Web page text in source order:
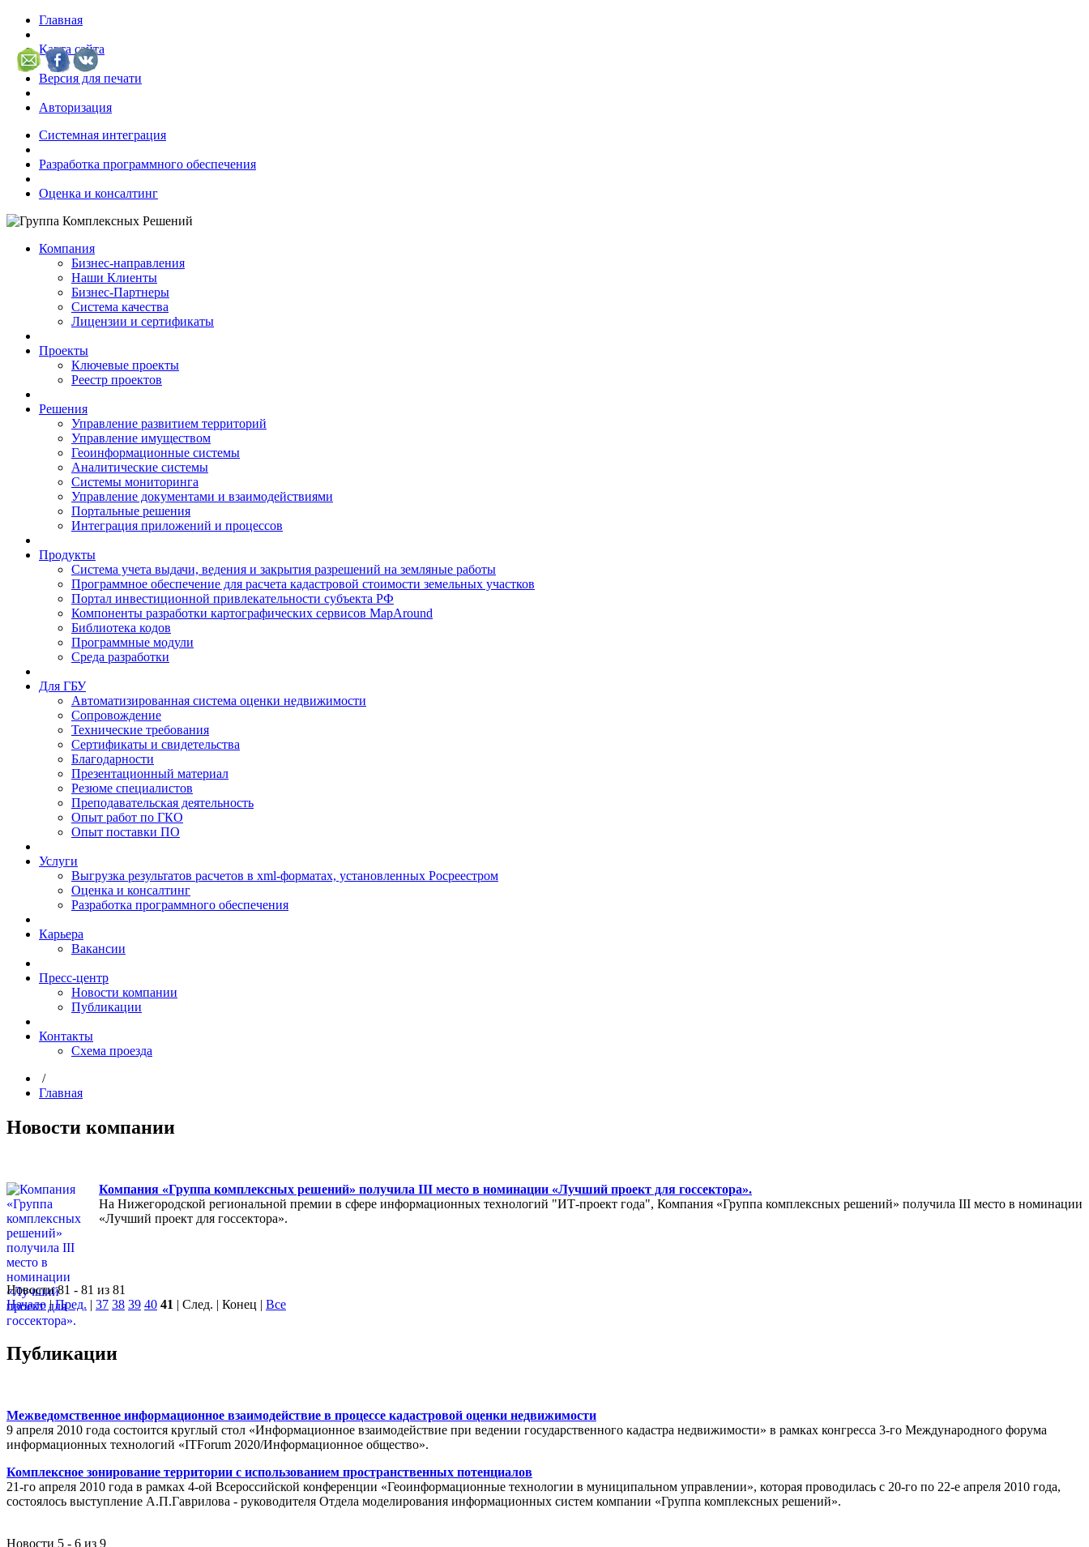
Главная
Карта сайта
Версия для печати
Авторизация
Системная интеграция
Разработка программного обеспечения
Оценка и консалтинг
Компания
Бизнес-направления
Наши Клиенты
Бизнес-Партнеры
Система качества
Лицензии и сертификаты
Проекты
Ключевые проекты
Реестр проектов
Решения
Управление развитием территорий
Управление имуществом
Геоинформационные системы
Аналитические системы
Системы мониторинга
Управление документами и взаимодействиями
Портальные решения
Интеграция приложений и процессов
Продукты
Система учета выдачи, ведения и закрытия разрешений на земляные работы
Программное обеспечение для расчета кадастровой стоимости земельных участков
Портал инвестиционной привлекательности субъекта РФ
Компоненты разработки картографических сервисов MapAround
Библиотека кодов
Программные модули
Среда разработки
Для ГБУ
Автоматизированная система оценки недвижимости
Сопровождение
Технические требования
Сертификаты и свидетельства
Благодарности
Презентационный материал
Резюме специалистов
Преподавательская деятельность
Опыт работ по ГКО
Опыт поставки ПО
Услуги
Выгрузка результатов расчетов в xml-форматах, установленных Росреестром
Оценка и консалтинг
Разработка программного обеспечения
Карьера
Вакансии
Пресс-центр
Новости компании
Публикации
Контакты
Схема проезда
/
Главная
Новости компании
Компания «Группа комплексных решений» получила III место в номинации «Лучший проект для госсектора».
На Нижегородской региональной премии в сфере информационных технологий "ИТ-проект года", Компания «Группа комплексных решений» получила III место в номинации
«Лучший проект для госсектора».
Новости 81 - 81 из 81
Начало |Пред. | 37 38 39 40 41 | След. | Конец | Все
Публикации
Межведомственное информационное взаимодействие в процессе кадастровой оценки недвижимости
9 апреля 2010 года состоится круглый стол «Информационное взаимодействие при ведении государственного кадастра недвижимости» в рамках конгресса 3-го Международного форума
информационных технологий «ITForum 2020/Информационное общество».
Комплексное зонирование территории с использованием пространственных потенциалов
21-го апреля 2010 года в рамках 4-ой Всероссийской конференции «Геоинформационные технологии в муниципальном управлении», которая проводилась с 20-го по 22-е апреля 2010 года,
состоялось выступление А.П.Гаврилова - руководителя Отдела моделирования информационных систем компании «Группа комплексных решений».
Новости 5 - 6 из 9